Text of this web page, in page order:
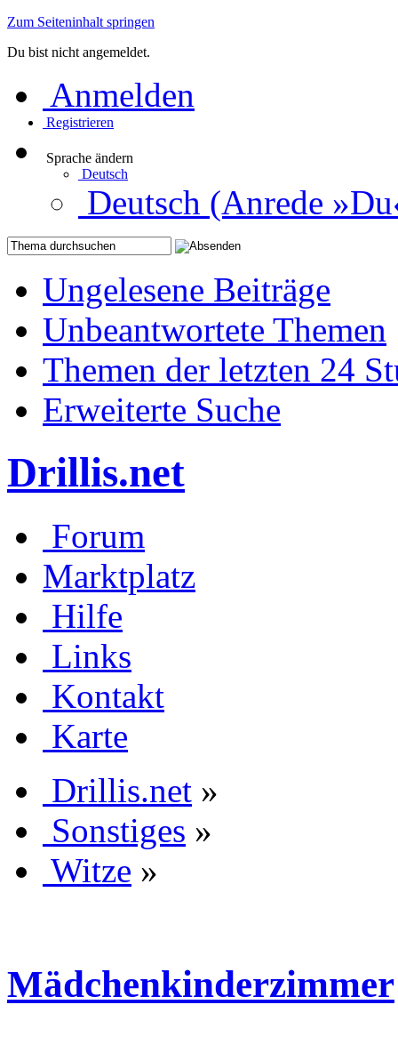
Zum Seiteninhalt springen
Du bist nicht angemeldet.
Anmelden
Registrieren
Sprache ändern
Deutsch
Deutsch (Anrede
Ungelesene Beiträge
Unbeantwortete Themen
Themen der letzten 24
Erweiterte Suche
Drillis.net
Forum
Marktplatz
Hilfe
Links
Kontakt
Karte
Drillis.net »
Sonstiges »
Witze »
Mädchenkinderzimmer